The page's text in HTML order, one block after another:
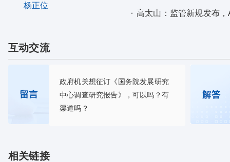
杨正位
高太山：监管新规发布
互动交流
政府机关想征订《国务院发展研究
中心调查研究报告》，可以吗？有
渠道吗？
相关链接